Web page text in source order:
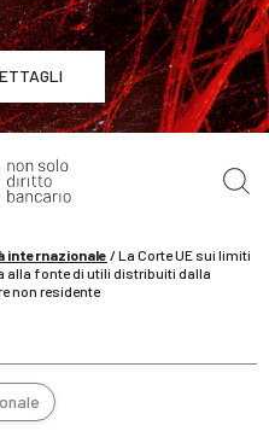
Artificiale
internazionale /La Corte UE sui limiti
alla fonte di utili distribuiti dalla
non residente